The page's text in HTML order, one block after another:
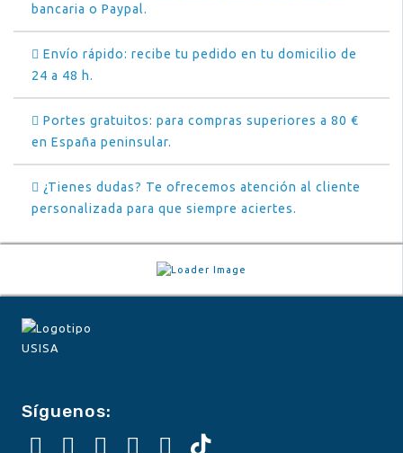
bancaria o Paypal.
Envío rápido: recibe tu pedido en tu domicilio de
24 a 48 h.
Portes gratuitos: para compras superiores a 80 €
en España peninsular.
¿Tienes dudas? Te ofrecemos atención al cliente
personalizada para que siempre aciertes.
Síguenos: